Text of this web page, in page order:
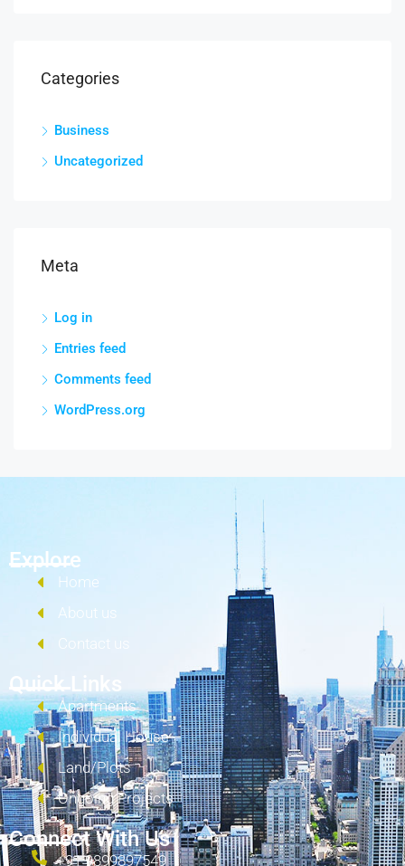
Categories
Business
Uncategorized
Meta
Log in
Entries feed
Comments feed
WordPress.org
Explore
Home
About us
Contact us
Quick Links
Apartments
Individual House
Land/Plots
Ongoing Projects
Connect With Us
+91 9899897549